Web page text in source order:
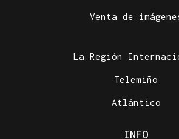
Venta de
La Región
Telemiño
Atlántico
INFO